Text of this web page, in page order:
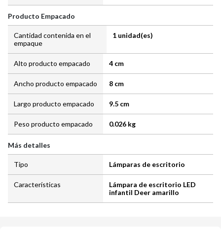
Producto Empacado
Cantidad contenida en el
empaque
1 unidad(es)
Alto producto empacado 4 cm
Ancho producto empacado 8 cm
Largo producto empacado 9.5 cm
Peso producto empacado 0.026 kg
Más detalles
Tipo Lámparas de escritorio
Características
Lámpara de escritorio LED
infantil Deer amarillo